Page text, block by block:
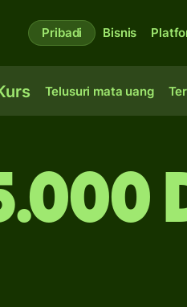
Pribadi Bisnis
Telusuri mata uang